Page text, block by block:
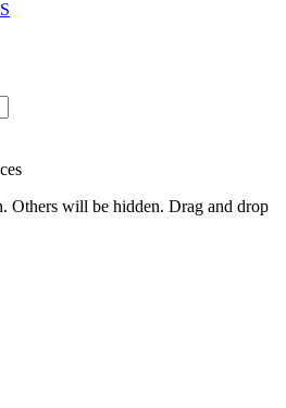
Others will be hidden. Drag and drop